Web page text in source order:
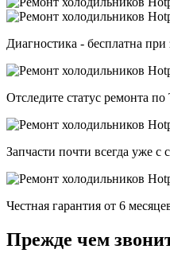
Диагностика - бесплатна при
Отследите статус ремонта по
Запчасти почти всегда уже с
Честная гарантия от 6
Прежде чем